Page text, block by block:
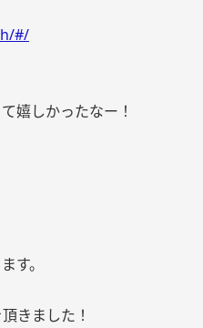
#/
嬉しかったなー！
す。
きました！